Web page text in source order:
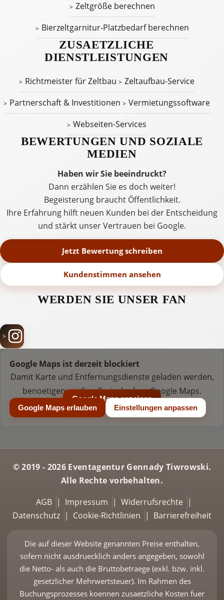
Zeltgröße berechnen
Bierzeltgarnitur-Platzbedarf berechnen
ZUSAETZLICHE
DIENSTLEISTUNGEN
Richtmeister für Zeltbau
Zeltaufbau-Service
Partnerschaft & Investitionen
Vermietungssoftware
Webseiten-Services
BEWERTUNGEN UND SOZIALE
MEDIEN
Haben wir Sie beeindruckt?
Dann erzählen Sie es doch weiter!
Begeisterung braucht Öffentlichkeit.
Ihre Erfahrung hilft neuen Kunden bei der Entscheidung
und stärkt unser Vertrauen bei Google.
Jetzt Bewertung schreiben
Kundenstimmen ansehen
WERDEN SIE UNSER FAN
Google Maps anzeigen
Google Maps ist derzeit blockiert
Damit Karte und Entfernungsdienste geladen werden,
benoetigen wir Ihre Freigabe fuer Google Maps.
Google Maps erlauben Einstellungen anpassen
© 2019 - 2026 Eventagentur Gennady Tiwrowski.
Alle Rechte vorbehalten.
AGB | Impressum | Widerrufsrechte
|
Datenschutz | Cookie-Richtlinien | Barrierefreiheit
Die auf dieser Website genannten Preise enthalten,
sofern nicht ausdruecklich anders angegeben, sowohl
die Netto- als auch die Bruttobetraege (exkl. bzw. inkl.
gesetzlicher Mehrwertsteuer). Im Rahmen des
Buchungsprozesses koennen zusaetzliche Kosten fuer